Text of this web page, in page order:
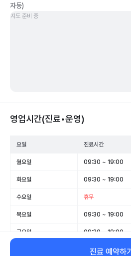
자동)
지도 준비 중
영업시간(진료•운영)
요일 진료시간
월요일 09:30 ~ 19:00
화요일 09:30 ~ 19:00
수요일 휴무
목요일 09:30 ~ 19:00
금요일 09:30 ~ 19:00
09:30 ~ 13:30
진료 예약하기